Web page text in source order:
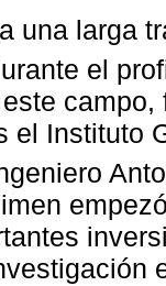
una larga
el
el Instituto